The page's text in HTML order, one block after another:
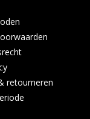
retourneren